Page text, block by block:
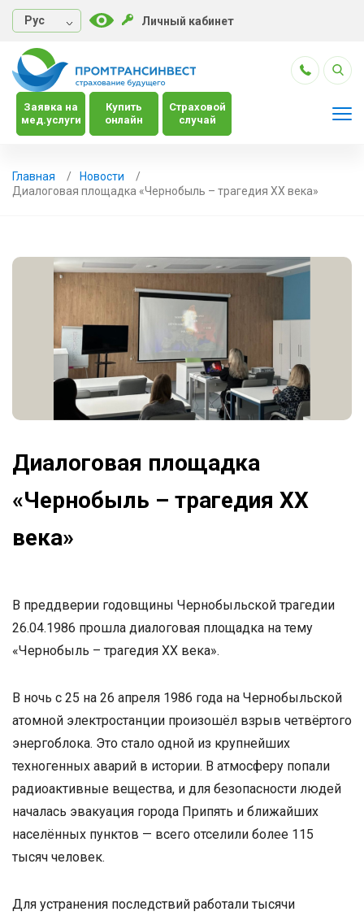
Руc Личный кабинет
Заявка на
мед.услуги
Купить
онлайн
Страховой
случай
Главная
Новости
Диалоговая площадка «Чернобыль – трагедия XX века»
Диалоговая площадка
«Чернобыль – трагедия XX
века»
В преддверии годовщины Чернобыльской трагедии
26.04.1986 прошла диалоговая площадка на тему
«Чернобыль – трагедия XX века».
В ночь с 25 на 26 апреля 1986 года на Чернобыльской
атомной электростанции произошёл взрыв четвёртого
энергоблока. Это стало одной из крупнейших
техногенных аварий в истории. В атмосферу попали
радиоактивные вещества, и для безопасности людей
началась эвакуация города Припять и ближайших
населённых пунктов — всего отселили более 115
тысяч человек.
Для устранения последствий работали тысячи